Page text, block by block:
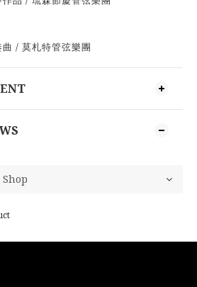
/ 莫札特管弦樂團